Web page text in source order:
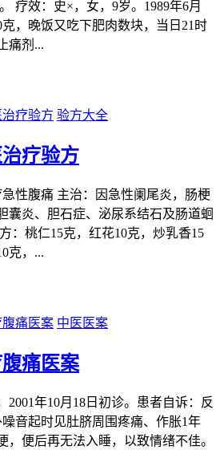
疗效：史×，女，9岁。1989年6月
，晚饭又吃下肥肉数块，当日21时
痛剂...
验方大全
疗验方
腹痛 主治：因急性阑尾炎，肠梗
囊炎、胆石症、泌尿系结石及肠道蛔
：桃仁15克，红花10克，炒乳香15
克，...
中医医案
痛医案
2001年10月18日初诊。患者自诉：反
音起时见肚脐周围疼痛、作胀1年
，便后再无法入睡，以致情绪不佳。